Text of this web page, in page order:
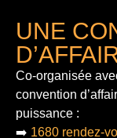
UNE
Co-organisée
convention
puissance :
➡️ 1680 rendez-